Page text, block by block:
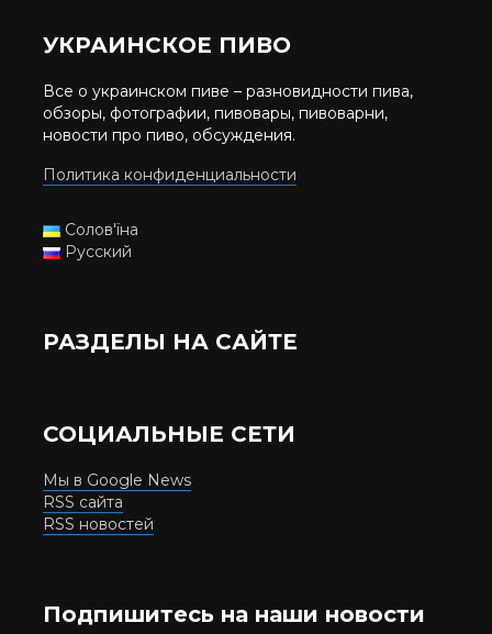
УКРАИНСКОЕ ПИВО
Все о украинском пиве – разновидности пива,
обзоры, фотографии, пивовары, пивоварни,
новости про пиво, обсуждения.
Политика конфиденциальности
Солов'їна
Русский
РАЗДЕЛЫ НА САЙТЕ
СОЦИАЛЬНЫЕ СЕТИ
Мы в Google News
RSS сайта
RSS новостей
Подпишитесь на наши новости